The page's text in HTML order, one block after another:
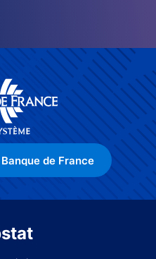
de France